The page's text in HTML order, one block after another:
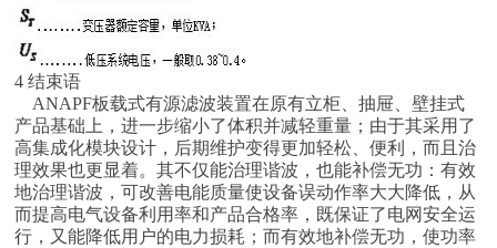
4 结束语
ANAPF板载式有源滤波装置在原有立柜、抽屉、壁挂式
产品基础上，进一步缩小了体积并减轻重量；由于其采用了
高集成化模块设计，后期维护变得更加轻松、便利，而且治
理效果也更显着。其不仅能治理谐波，也能补偿无功：有效
地治理谐波，可改善电能质量使设备误动作率大大降低，从
而提高电气设备利用率和产品合格率，既保证了电网安全运
行，又能降低用户的电力损耗；而有效地补偿无功，使功率